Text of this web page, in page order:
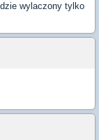
wylaczony tylko